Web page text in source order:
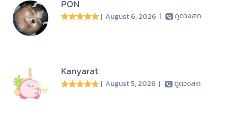
PON
| August 6, 2026 | ดูดวงสด
Kanyarat
| August 5, 2026 | ดูดวงสด